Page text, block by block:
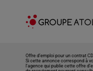
Offre d’emploi pour un contrat
Si cette annonce correspond à
l’agence qui publie cette offre